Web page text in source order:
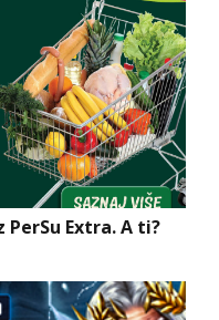
PerSu Extra. A ti?